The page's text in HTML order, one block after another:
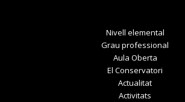
Nivell elemental
Grau professional
Aula Oberta
El Conservatori
Actualitat
Activitats